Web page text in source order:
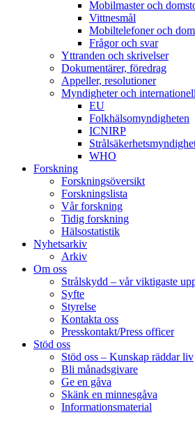
Mobilmaster och
Vittnesmål
Mobiltelefoner och
Frågor och svar
Yttranden och skrivelser
Dokumentärer, föredrag
Appeller, resolutioner
Myndigheter och
EU
Folkhälsomyndigheten
ICNIRP
WHO
Forskning
Forskningsöversikt
Forskningslista
Vår forskning
Tidig forskning
Hälsostatistik
Nyhetsarkiv
Arkiv
Om oss
Strålskydd – vår viktigaste
Syfte
Styrelse
Kontakta oss
Presskontakt/Press officer
Stöd oss
Stöd oss – Kunskap räddar liv
Bli månadsgivare
Ge en gåva
Skänk en minnesgåva
Informationsmaterial